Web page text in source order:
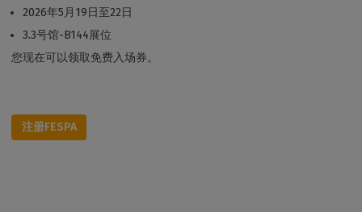
2026年5月19日至22日
3.3号馆-B144展位
您现在可以领取免费入场券。
注册FESPA